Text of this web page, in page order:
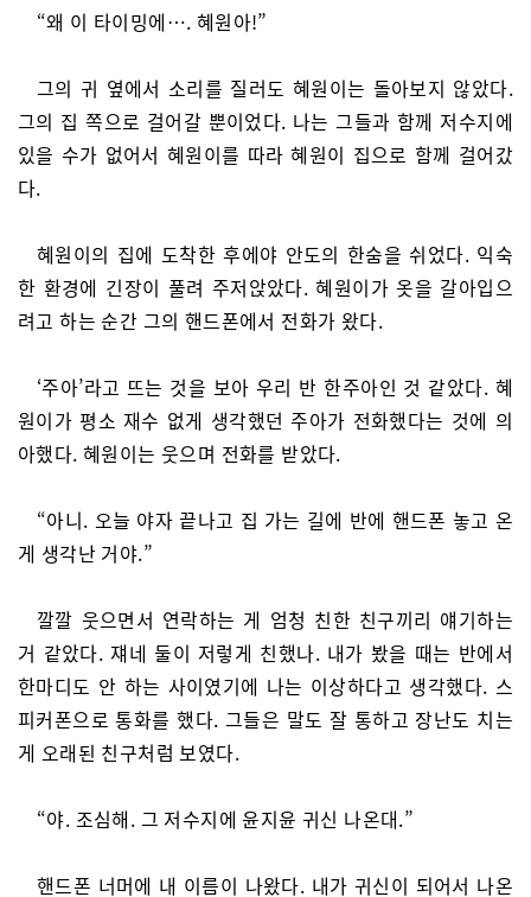
“왜 이 타이밍에…. 혜원아!”
그의 귀 옆에서 소리를 질러도 혜원이는 돌아보지 않았다.
그의 집 쪽으로 걸어갈 뿐이었다. 나는 그들과 함께 저수지에
있을 수가 없어서 혜원이를 따라 혜원이 집으로 함께 걸어갔
다.
혜원이의 집에 도착한 후에야 안도의 한숨을 쉬었다. 익숙
한 환경에 긴장이 풀려 주저앉았다. 혜원이가 옷을 갈아입으
려고 하는 순간 그의 핸드폰에서 전화가 왔다.
‘주아’라고 뜨는 것을 보아 우리 반 한주아인 것 같았다. 혜
원이가 평소 재수 없게 생각했던 주아가 전화했다는 것에 의
아했다. 혜원이는 웃으며 전화를 받았다.
“아니. 오늘 야자 끝나고 집 가는 길에 반에 핸드폰 놓고 온
게 생각난 거야.”
깔깔 웃으면서 연락하는 게 엄청 친한 친구끼리 얘기하는
거 같았다. 쟤네 둘이 저렇게 친했나. 내가 봤을 때는 반에서
한마디도 안 하는 사이였기에 나는 이상하다고 생각했다. 스
피커폰으로 통화를 했다. 그들은 말도 잘 통하고 장난도 치는
게 오래된 친구처럼 보였다.
“야. 조심해. 그 저수지에 윤지윤 귀신 나온대.”
핸드폰 너머에 내 이름이 나왔다. 내가 귀신이 되어서 나온